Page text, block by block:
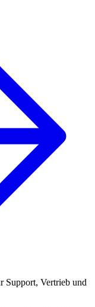
Support, Vertrieb und